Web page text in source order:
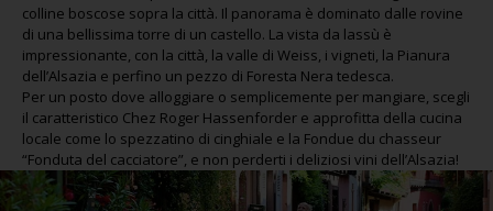
colline boscose sopra la città. Il panorama è dominato dalle rovine
di una bellissima torre di un castello. La vista da lassù è
impressionante, con la città, la valle di Weiss, i vigneti, la Pianura
dell’Alsazia e perfino un pezzo di Foresta Nera tedesca.
Per un posto dove alloggiare o semplicemente per mangiare, scegli
il caratteristico Chez Roger Hassenforder e approfitta della cucina
locale come lo spezzatino di cinghiale e la Fondue du chasseur
“Fonduta del cacciatore”, e non perderti i deliziosi vini dell’Alsazia!